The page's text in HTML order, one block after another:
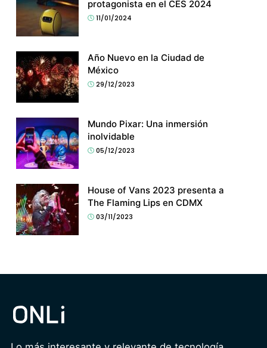
protagonista en el CES 2024
11/01/2024
Año Nuevo en la Ciudad de
México
29/12/2023
Mundo Pixar: Una inmersión
inolvidable
05/12/2023
House of Vans 2023 presenta a
The Flaming Lips en CDMX
03/11/2023